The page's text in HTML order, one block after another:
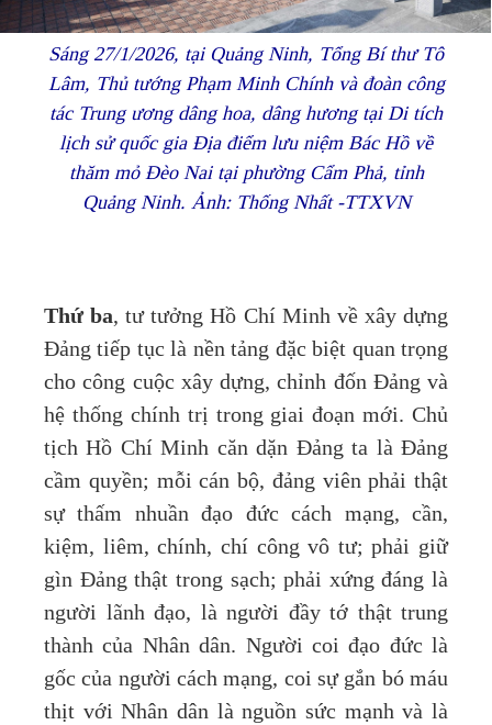
Sáng 27/1/2026, tại Quảng Ninh, Tổng Bí thư Tô
Lâm, Thủ tướng Phạm Minh Chính và đoàn công
tác Trung ương dâng hoa, dâng hương tại Di tích
lịch sử quốc gia Địa điểm lưu niệm Bác Hồ về
thăm mỏ Đèo Nai tại phường Cẩm Phả, tỉnh
Quảng Ninh. Ảnh: Thống Nhất -TTXVN
Thứ ba, tư tưởng Hồ Chí Minh về xây dựng
Đảng tiếp tục là nền tảng đặc biệt quan trọng
cho công cuộc xây dựng, chỉnh đốn Đảng và
hệ thống chính trị trong giai đoạn mới. Chủ
tịch Hồ Chí Minh căn dặn Đảng ta là Đảng
cầm quyền; mỗi cán bộ, đảng viên phải thật
sự thấm nhuần đạo đức cách mạng, cần,
kiệm, liêm, chính, chí công vô tư; phải giữ
gìn Đảng thật trong sạch; phải xứng đáng là
người lãnh đạo, là người đầy tớ thật trung
thành của Nhân dân. Người coi đạo đức là
gốc của người cách mạng, coi sự gắn bó máu
thịt với Nhân dân là nguồn sức mạnh và là